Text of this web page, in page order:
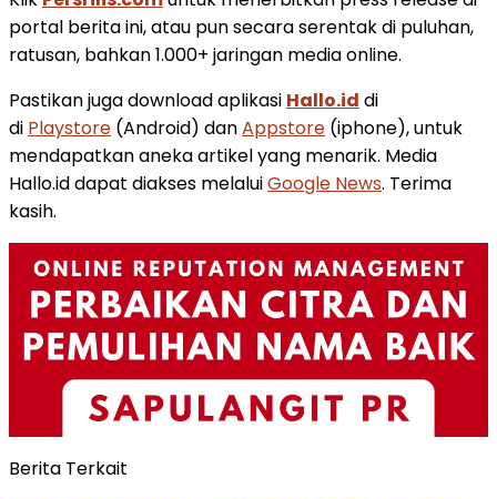
portal berita ini, atau pun secara serentak di puluhan,
ratusan, bahkan 1.000+ jaringan media online.
Pastikan juga download aplikasi Hallo.id di
di Playstore (Android) danAppstore (iphone), untuk
mendapatkan aneka artikel yang menarik. Media
Hallo.id dapat diakses melaluiGoogle News. Terima
kasih.
Berita Terkait